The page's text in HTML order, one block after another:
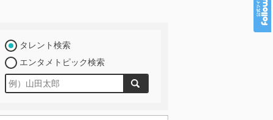
タレント検索
エンタメトピック検索